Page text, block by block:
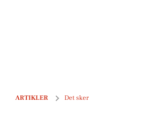
ARTIKLER Det sker
Nye virksomheder i Tappernøje i sidste